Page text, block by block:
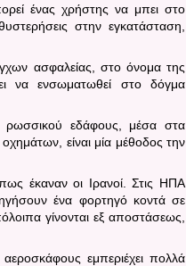
ένας χρήστης να μπει στο
στην εγκατάσταση,
ασφαλείας, στο όνομα της
να ενσωματωθεί στο δόγμα
ρωσσικού εδάφους, μέσα στα
είναι μία μέθοδος την
έκαναν οι Ιρανοί. Στις ΗΠΑ
ένα φορτηγό κοντά σε
γίνονται εξ αποστάσεως,
εμπεριέχει πολλά